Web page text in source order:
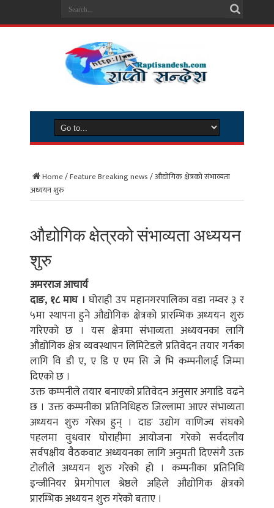
Home/Feature Breaking news/औद्योगिक क्षेत्रको संभाव्यता
अध्ययन शुरु
औद्योगिक क्षेत्रको संभाव्यता अध्ययन
शुरु
अमरराज आचार्य
दाङ, १८ माघ । घोराही उप महानगरपालिका वडा नम्वर ३ र
५मा स्थापना हुने औद्योगिक क्षेत्रको प्रारम्भिक अध्ययन शुरु
गरिएको छ । यस क्षेत्रमा संभाव्यता अध्ययनका लागि
औद्योगिक क्षेत्र व्यवस्थापन लिमिटेडले प्रतिवेदन तयार गर्नका
लागि वि डी ए, ए डि ए एम सि जे भि कम्पनीलाई जिम्मा
दिएको छ ।
उक्त कम्पनीले तयार बनाएको प्रतिवेदन अनुसार अगाडि वढने
छ । उक्त कम्पनीका प्रतिनिधिहरु जिल्लामा आएर संभाव्यता
अध्ययन शुरु गरेका हुन् । दाङ उद्योग वाणिज्य संघको
पहलमा वुधवार घोराहीमा आयोजना गरेको सर्वदलीय
सर्वपक्षीय वैठकवाट अध्ययनका लागि अनुमती दिएसंगै उक्त
टोलीले अध्ययन शुरु गरेको हो । कम्पनीका प्रतिनिधि
इन्जीनियर प्रेमगोपाल श्रेष्ठले अहिले औद्योगिक क्षेत्रको
प्रारम्भिक अध्ययन शुरु गरेको बताए ।